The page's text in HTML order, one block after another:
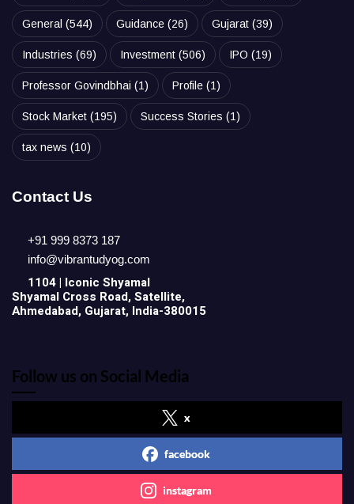
General (544) Guidance (26) Gujarat (39)
Industries (69) Investment (506) IPO (19)
Professor Govindbhai (1) Profile (1)
Stock Market (195) Success Stories (1)
tax news (10)
Contact Us
+91 999 8373 187
info@vibrantudyog.com
1104 | Iconic Shyamal
Shyamal Cross Road, Satellite,
Ahmedabad, Gujarat, India-380015
Follow us on Social Media
x
facebook
instagram